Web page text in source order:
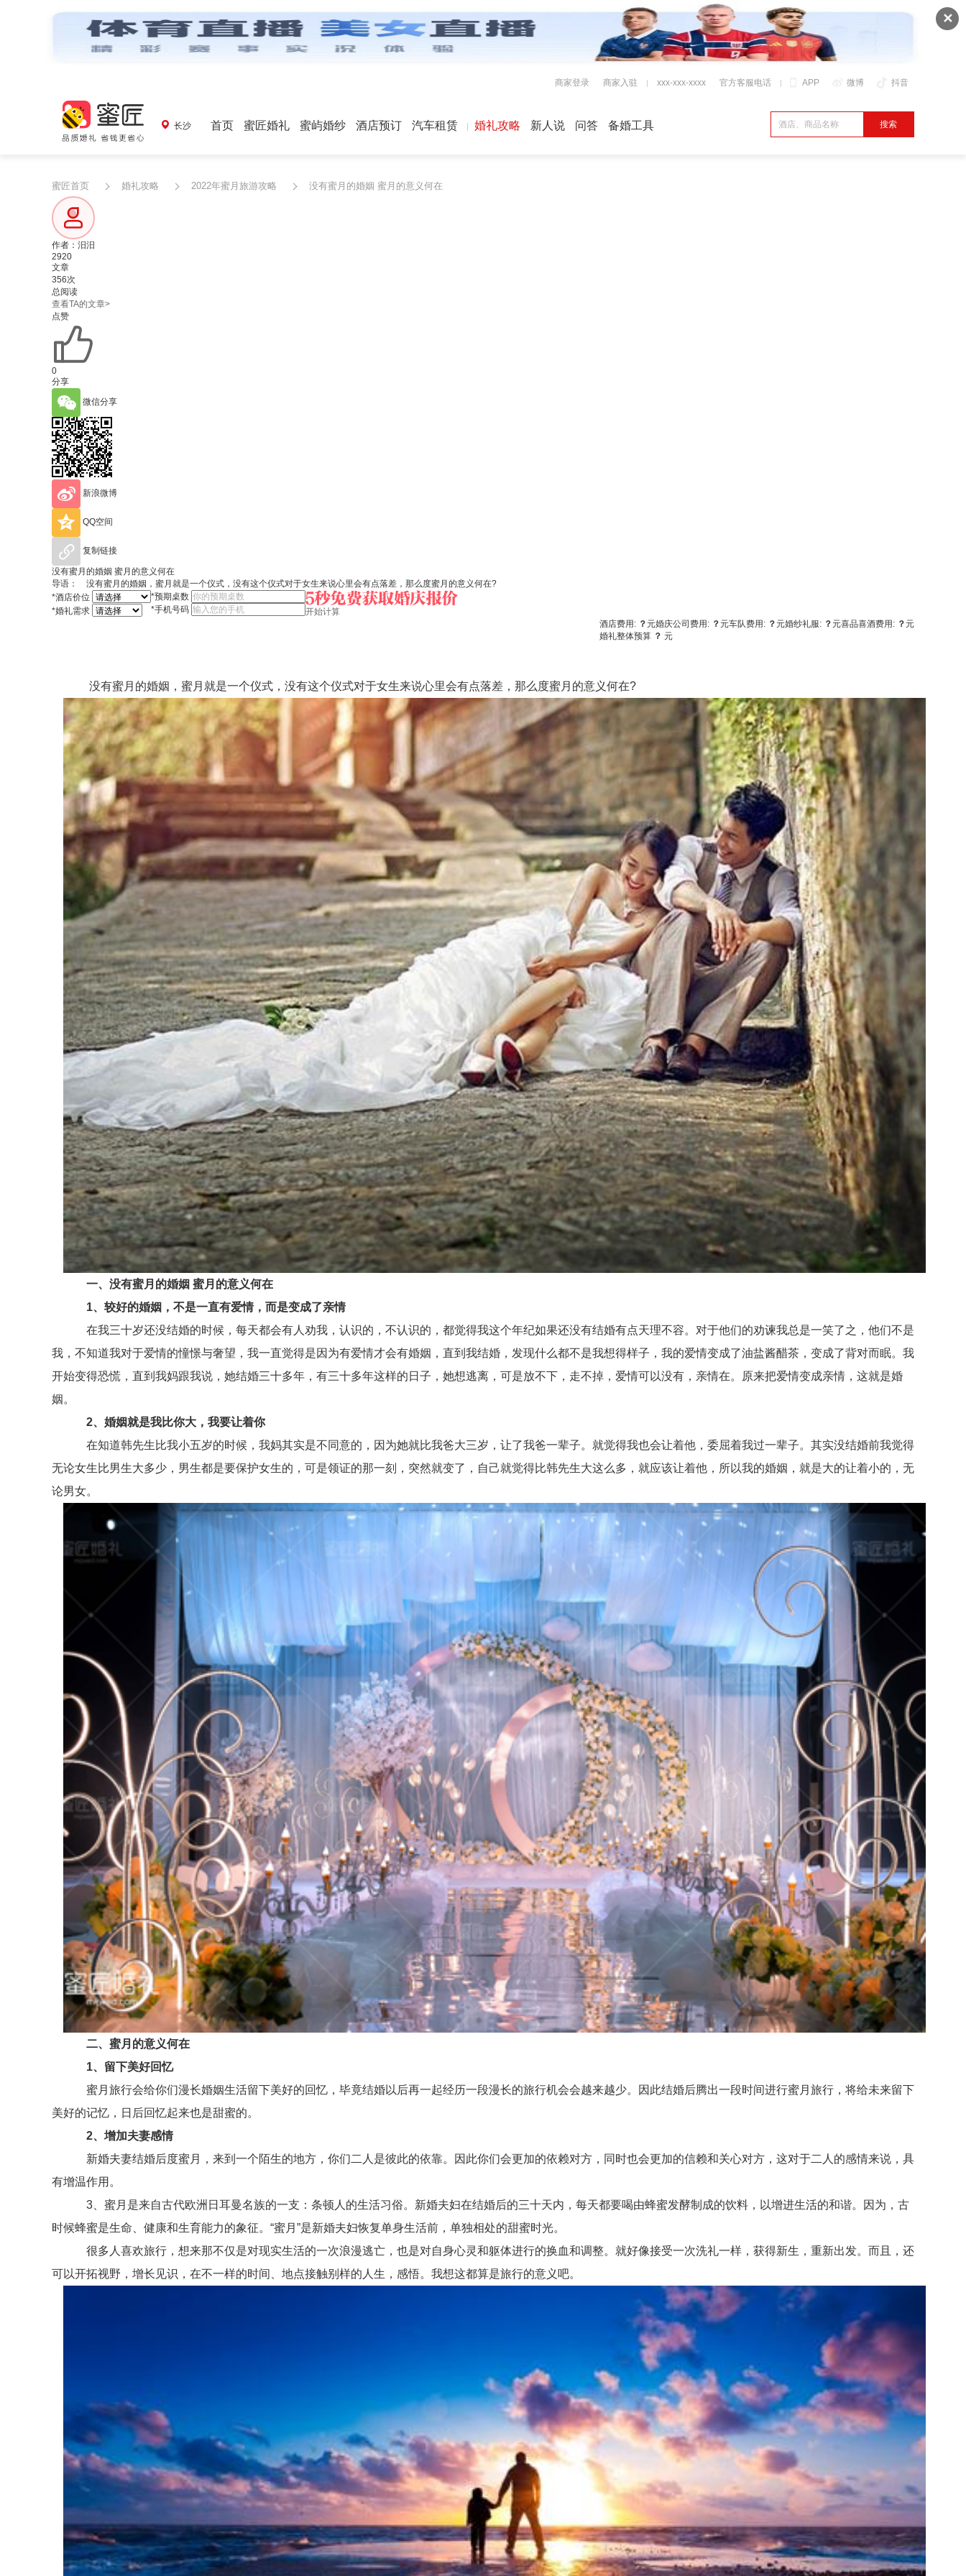
✕
APP 微博 抖音
商家登录 商家入驻 xxx-xxx-xxxx 官方客服电话
长沙 首页 蜜匠婚礼 蜜屿婚纱 酒店预订 汽车租赁 婚礼攻略 新人说 问答 备婚工具
蜜匠首页 婚礼攻略 2022年蜜月旅游攻略 没有蜜月的婚姻 蜜月的意义何在
作者：汨汨
2920
文章
356次
总阅读
查看TA的文章>
点赞
0
分享
微信分享
新浪微博
QQ空间
复制链接
没有蜜月的婚姻 蜜月的意义何在
导语： 没有蜜月的婚姻，蜜月就是一个仪式，没有这个仪式对于女生来说心里会有点落差，那么度蜜月的意义何在?
*酒店价位
*婚礼需求
*预期桌数
*手机号码
开始计算
酒店费用: ？元婚庆公司费用: ？元车队费用: ？元婚纱礼服: ？元喜品喜酒费用: ？元
婚礼整体预算 ？ 元
没有蜜月的婚姻，蜜月就是一个仪式，没有这个仪式对于女生来说心里会有点落差，那么度蜜月的意义何在?
一、没有蜜月的婚姻 蜜月的意义何在
1、较好的婚姻，不是一直有爱情，而是变成了亲情
在我三十岁还没结婚的时候，每天都会有人劝我，认识的，不认识的，都觉得我这个年纪如果还没有结婚有点天理不容。对于他们的劝谏我总是一笑了之，他们不是
我，不知道我对于爱情的憧憬与奢望，我一直觉得是因为有爱情才会有婚姻，直到我结婚，发现什么都不是我想得样子，我的爱情变成了油盐酱醋茶，变成了背对而眠。我
开始变得恐慌，直到我妈跟我说，她结婚三十多年，有三十多年这样的日子，她想逃离，可是放不下，走不掉，爱情可以没有，亲情在。原来把爱情变成亲情，这就是婚
姻。
2、婚姻就是我比你大，我要让着你
在知道韩先生比我小五岁的时候，我妈其实是不同意的，因为她就比我爸大三岁，让了我爸一辈子。就觉得我也会让着他，委屈着我过一辈子。其实没结婚前我觉得
无论女生比男生大多少，男生都是要保护女生的，可是领证的那一刻，突然就变了，自己就觉得比韩先生大这么多，就应该让着他，所以我的婚姻，就是大的让着小的，无
论男女。
二、蜜月的意义何在
1、留下美好回忆
蜜月旅行会给你们漫长婚姻生活留下美好的回忆，毕竟结婚以后再一起经历一段漫长的旅行机会会越来越少。因此结婚后腾出一段时间进行蜜月旅行，将给未来留下
美好的记忆，日后回忆起来也是甜蜜的。
2、增加夫妻感情
新婚夫妻结婚后度蜜月，来到一个陌生的地方，你们二人是彼此的依靠。因此你们会更加的依赖对方，同时也会更加的信赖和关心对方，这对于二人的感情来说，具
有增温作用。
3、蜜月是来自古代欧洲日耳曼名族的一支：条顿人的生活习俗。新婚夫妇在结婚后的三十天内，每天都要喝由蜂蜜发酵制成的饮料，以增进生活的和谐。因为，古
时候蜂蜜是生命、健康和生育能力的象征。“蜜月”是新婚夫妇恢复单身生活前，单独相处的甜蜜时光。
很多人喜欢旅行，想来那不仅是对现实生活的一次浪漫逃亡，也是对自身心灵和躯体进行的换血和调整。就好像接受一次洗礼一样，获得新生，重新出发。而且，还
可以开拓视野，增长见识，在不一样的时间、地点接触别样的人生，感悟。我想这都算是旅行的意义吧。